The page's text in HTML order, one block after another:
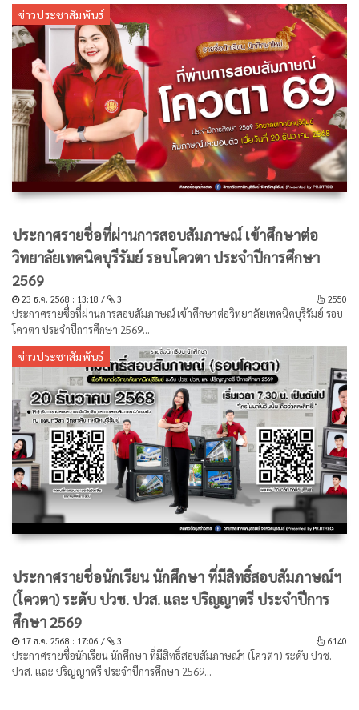
ข่าวประชาสัมพันธ์
ประกาศรายชื่อที่ผ่านการสอบสัมภาษณ์ เข้าศึกษาต่อ
วิทยาลัยเทคนิคบุรีรัมย์ รอบโควตา ประจำปีการศึกษา
2569
23 ธ.ค. 2568 : 13:18 / 3 2550
ประกาศรายชื่อที่ผ่านการสอบสัมภาษณ์ เข้าศึกษาต่อวิทยาลัยเทคนิคบุรีรัมย์ รอบ
โควตา ประจำปีการศึกษา 2569...
ข่าวประชาสัมพันธ์
ประกาศรายชื่อนักเรียน นักศึกษา ที่มีสิทธิ์สอบสัมภาษณ์ฯ
(โควตา) ระดับ ปวช. ปวส. และ ปริญญาตรี ประจำปีการ
ศึกษา 2569
17 ธ.ค. 2568 : 17:06 / 3 6140
ประกาศรายชื่อนักเรียน นักศึกษา ที่มีสิทธิ์สอบสัมภาษณ์ฯ (โควตา) ระดับ ปวช.
ปวส. และ ปริญญาตรี ประจำปีการศึกษา 2569...